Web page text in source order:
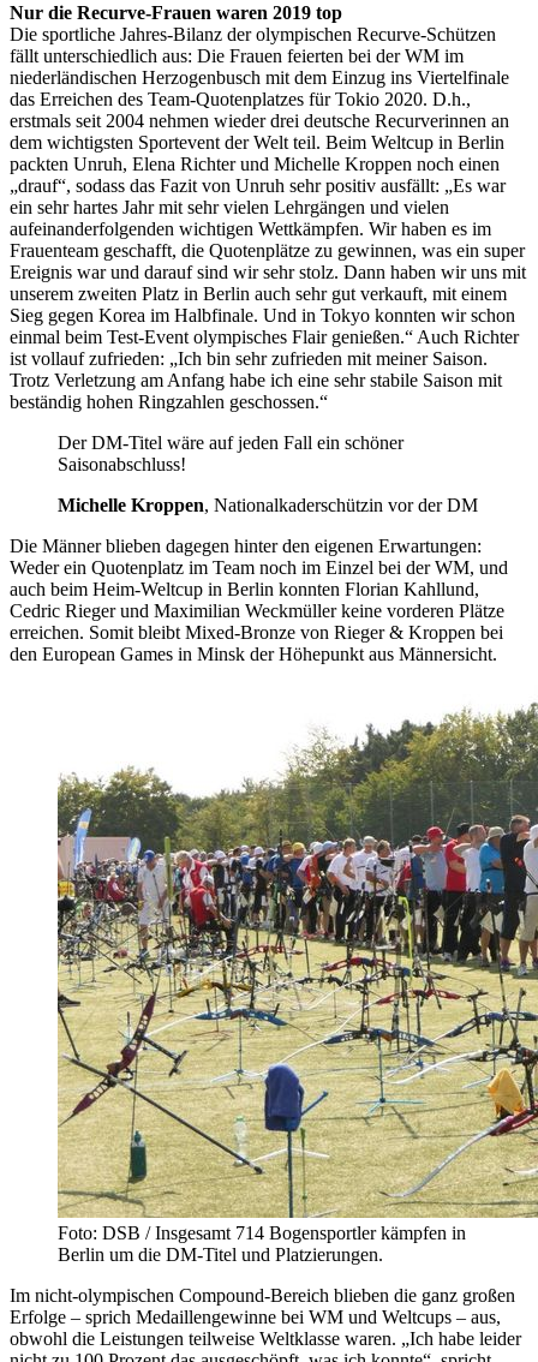
Nur die Recurve-Frauen waren 2019 top
Die sportliche Jahres-Bilanz der olympischen Recurve-Schützen
fällt unterschiedlich aus: Die Frauen feierten bei der WM im
niederländischen Herzogenbusch mit dem Einzug ins Viertelfinale
das Erreichen des Team-Quotenplatzes für Tokio 2020. D.h.,
erstmals seit 2004 nehmen wieder drei deutsche Recurverinnen an
dem wichtigsten Sportevent der Welt teil. Beim Weltcup in Berlin
packten Unruh, Elena Richter und Michelle Kroppen noch einen
„drauf“, sodass das Fazit von Unruh sehr positiv ausfällt: „Es war
ein sehr hartes Jahr mit sehr vielen Lehrgängen und vielen
aufeinanderfolgenden wichtigen Wettkämpfen. Wir haben es im
Frauenteam geschafft, die Quotenplätze zu gewinnen, was ein super
Ereignis war und darauf sind wir sehr stolz. Dann haben wir uns mit
unserem zweiten Platz in Berlin auch sehr gut verkauft, mit einem
Sieg gegen Korea im Halbfinale. Und in Tokyo konnten wir schon
einmal beim Test-Event olympisches Flair genießen.“ Auch Richter
ist vollauf zufrieden: „Ich bin sehr zufrieden mit meiner Saison.
Trotz Verletzung am Anfang habe ich eine sehr stabile Saison mit
beständig hohen Ringzahlen geschossen.“
Der DM-Titel wäre auf jeden Fall ein schöner
Saisonabschluss!
Michelle Kroppen, Nationalkaderschützin vor der DM
Die Männer blieben dagegen hinter den eigenen Erwartungen:
Weder ein Quotenplatz im Team noch im Einzel bei der WM, und
auch beim Heim-Weltcup in Berlin konnten Florian Kahllund,
Cedric Rieger und Maximilian Weckmüller keine vorderen Plätze
erreichen. Somit bleibt Mixed-Bronze von Rieger & Kroppen bei
den European Games in Minsk der Höhepunkt aus Männersicht.
Foto: DSB / Insgesamt 714 Bogensportler kämpfen in
Berlin um die DM-Titel und Platzierungen.
Im nicht-olympischen Compound-Bereich blieben die ganz großen
Erfolge – sprich Medaillengewinne bei WM und Weltcups – aus,
obwohl die Leistungen teilweise Weltklasse waren. „Ich habe leider